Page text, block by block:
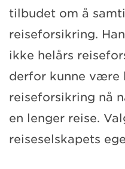
tilbudet om å
reiseforsikring.
ikke helårs
derfor kunne være
reiseforsikring nå
en lenger reise.
reiseselskapets